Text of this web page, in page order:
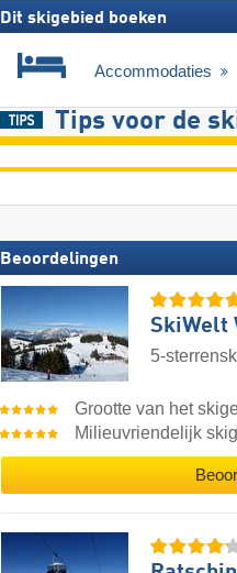
Dit skigebied boeken
Accommodaties
Tips voor de
Beoordelingen
SkiWelt
5-
Grootte van het
Milieuvriendelijk